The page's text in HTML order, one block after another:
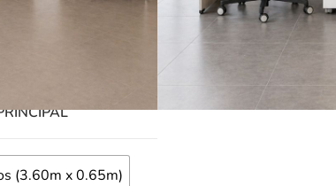
(3.60m x 0.65m)